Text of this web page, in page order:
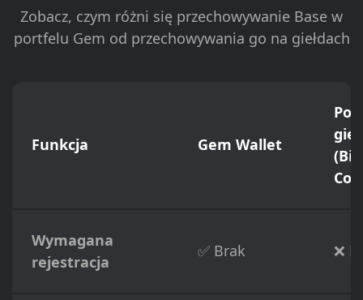
Zobacz, czym różni się przechowywanie Base w
portfelu Gem od przechowywania go na giełdach
Funkcja Gem Wallet
Wymagana
rejestracja
✅ Brak ❌